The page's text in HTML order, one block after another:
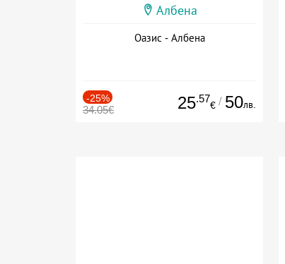
Албена
Оазис - Албена
-25%
34.05€ 25.57
€ / 50лв.